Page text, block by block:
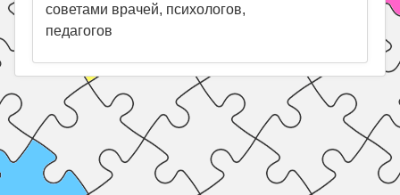
советами врачей, психологов,
педагогов